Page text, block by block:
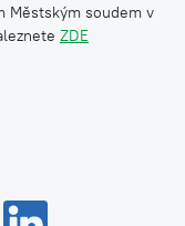
Městským soudem v
ZDE